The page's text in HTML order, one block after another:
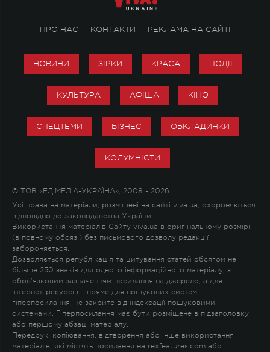
ПРО НАС КОНТАКТИ РЕКЛАМА НА САЙТІ
НОВИНИ ЗІРКИ КРАСА ПОДІЇ
КУЛЬТУРА АФІША КІНО
СПЕЦТЕМИ БІЗНЕС ОБКЛАДИНКИ
КОЛУМНІСТИ
© ТОВ «ЕДІМЕДІА-УКРАЇНА», 2008 - 2026
Усі права на матеріали, розміщені на сайті viva.ua, охороняються
відповідно до законодавства України.
Використання матеріалів Сайту viva.ua в оригінальному розмірі
(в повному обсязі) без письмового дозволу редакції
забороняється.
Дозволяється републікація та цитування статей обсягом не
більше 250 знаків для одного інформаційного матеріалу, з
обов'язковим зазначенням посилання на джерело, а для
Інтернет-ресурсів – пряме для пошукових систем
гіперпосилання, не закрите від індексації пошуковими
системами. Гіперпосилання має бути розміщене в підзаголовку
або першому абзаці матеріалу.
Передрук, копіювання, відтворення або інше використання
матеріалів, які містять посилання на rexfeatures.com або